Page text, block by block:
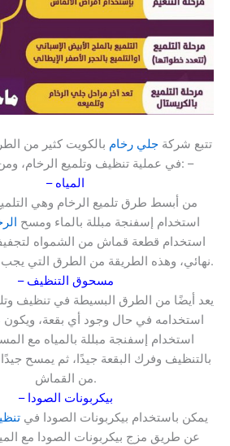
تتبع شركة جلي رخام بالكويت كثير من
في عملية تنظيف وتلميع الرخام، ومن هذه الطرق: –
– المياه
من أبسط طرق تلميع الرخام وهي التلميع
استخدام إسفنجة مبللة بالماء ومسح
استخدام قطعة قماش من الشمواه
نهائي، وهذه الطريقة من الطرق التي يجب استخدامها يوميًا.
– مسحوق التنظيف
يعد أيضًا من الطرق البسيطة في تنظيف
استخدامه في حال وجود أي بقعة،
استخدام إسفنجة مبللة بالمياه مع
بالتنظيف وفرك البقعة جيدًا، ثم يمسح
من القماش.
– بيكربونات الصودا
يمكن باستخدام بيكربونات الصودا في
عن طريق مزج بيكربونات الصودا مع